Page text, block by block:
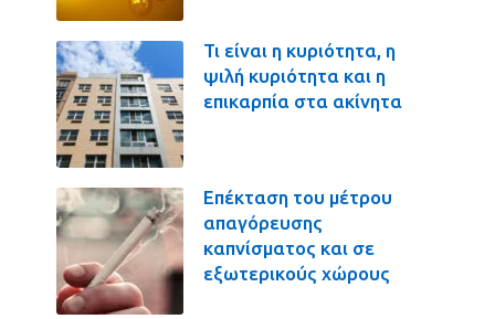
Τι είναι η κυριότητα, η
ψιλή κυριότητα και η
επικαρπία στα ακίνητα
Επέκταση του μέτρου
απαγόρευσης
καπνίσματος και σε
εξωτερικούς χώρους